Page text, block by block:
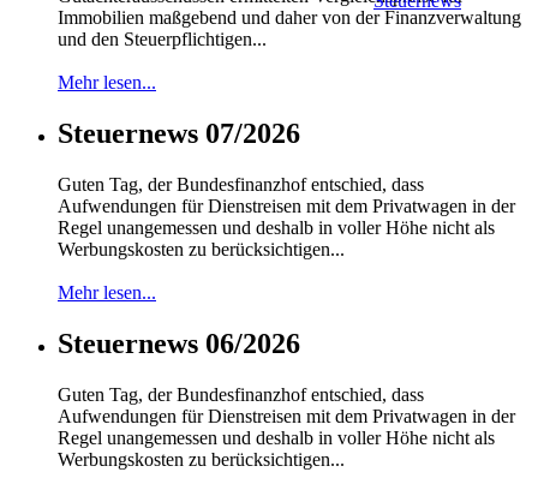
Immobilien maßgebend und daher von der Finanzverwaltung
und den Steuerpflichtigen...
Mehr lesen...
Steuernews 07/2026
Guten Tag, der Bundesfinanzhof entschied, dass
Aufwendungen für Dienstreisen mit dem Privatwagen in der
Regel unangemessen und deshalb in voller Höhe nicht als
Werbungskosten zu berücksichtigen...
Mehr lesen...
Steuernews 06/2026
Guten Tag, der Bundesfinanzhof entschied, dass
Aufwendungen für Dienstreisen mit dem Privatwagen in der
Regel unangemessen und deshalb in voller Höhe nicht als
Werbungskosten zu berücksichtigen...